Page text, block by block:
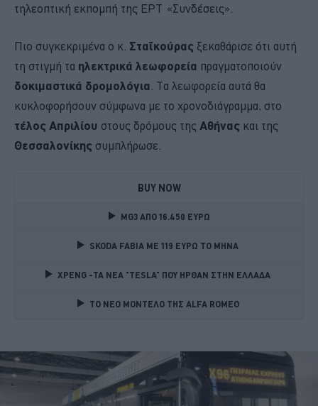
τηλεοπτική εκπομπή της ΕΡΤ «Συνδέσεις».
Πιο συγκεκριμένα ο κ. Σταϊκούρας ξεκαθάρισε ότι αυτή
τη στιγμή τα ηλεκτρικά λεωφορεία πραγματοποιούν
δοκιμαστικά δρομολόγια . Τα λεωφορεία αυτά θα
κυκλοφορήσουν σύμφωνα με το χρονοδιάγραμμα, στο
τέλος Απριλίου στους δρόμους της Αθήνας και της
Θεσσαλονίκης συμπλήρωσε.
BUY NOW
MG3 ΑΠΟ 16.450 ΕΥΡΩ
SKODA FABIA ME 119 ΕΥΡΩ ΤΟ ΜΗΝΑ
XPENG -ΤΑ ΝΕΑ "TESLA" ΠΟΥ ΗΡΘΑΝ ΣΤΗΝ ΕΛΛΑΔΑ
TO NEO MONTΕΛΟ ΤΗΣ ALFA ROMEO